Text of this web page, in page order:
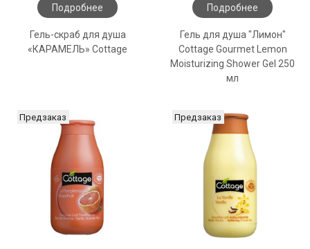
Подробнее
Гель-скраб для душа
«КАРАМЕЛЬ» Cottage
Подробнее
Гель для душа "Лимон"
Cottage Gourmet Lemon
Moisturizing Shower Gel 250
мл
Предзаказ Предзаказ